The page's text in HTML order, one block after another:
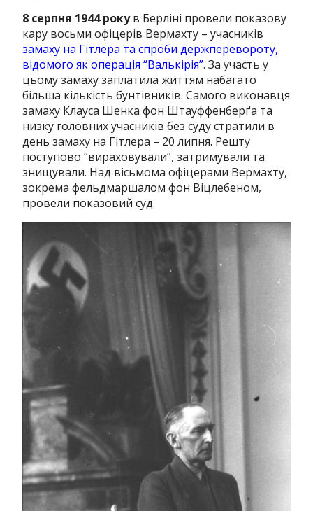
8 серпня 1944 рокув Берліні провели показову
кару восьми офіцерів Вермахту – учасників
замаху на Гітлера та спроби держперевороту,
відомого як операція “Валькірія”.За участь у
цьому замаху заплатила життям набагато
більша кількість бунтівників.Самого виконавця
замаху Клауса Шенка фон Штауффенберґа та
низку головних учасників без суду стратили в
день замаху на Гітлера – 20 липня. Решту
поступово “вираховували”, затримували та
знищували. Над вісьмома офіцерами Вермахту,
зокрема фельдмаршалом фон Віцлебеном,
провели показовий суд.